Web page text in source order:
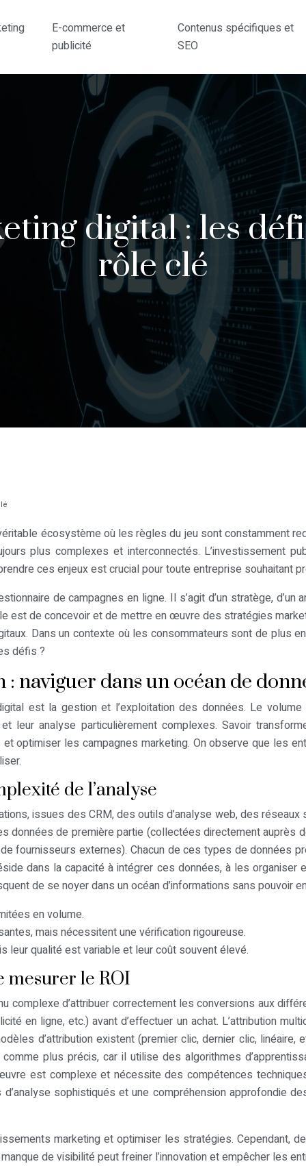
E-commerce et
publicité
Contenus spécifiques et
SEO
digital : les
rôle clé
écosystème où les règles du jeu sont constamment
plus complexes et interconnectés. L’investissement
ces enjeux est crucial pour toute entreprise souhaitant
de campagnes en ligne. Il s’agit d’un stratège, d’un
est de concevoir et de mettre en œuvre des stratégies
Dans un contexte où les consommateurs sont de plus
défis ?
naviguer dans un océan de
est la gestion et l’exploitation des données. Le
leur analyse particulièrement complexes. Savoir
optimiser les campagnes marketing. On observe que les
de l’analyse
issues des CRM, des outils d’analyse web, des
données de première partie (collectées directement
fournisseurs externes). Chacun de ces types de données
dans la capacité à intégrer ces données, à les
de se noyer dans un océan d’informations sans pouvoir
en volume.
mais nécessitent une vérification rigoureuse.
leur qualité est variable et leur coût souvent élevé.
mesurer le ROI
complexe d’attribuer correctement les conversions aux
en ligne, etc.) avant d’effectuer un achat. L’attribution
d’attribution existent (premier clic, dernier clic, linéaire,
plus précis, car il utilise des algorithmes
est complexe et nécessite des compétences
sophistiqués et une compréhension approfondie
marketing et optimiser les stratégies. Cependant,
de visibilité peut freiner l’innovation et empêcher les